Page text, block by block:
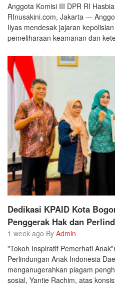
Anggota Komisi III DPR RI
RInusakini.com, Jakarta —
Ilyas mendesak jajaran
pemeliharaan keamanan dan
Dedikasi KPAID Kota
Penggerak Hak dan
1 week ago By Admin
"Tokoh Inspiratif Pemerhati
Perlindungan Anak Indonesia
menganugerahkan piagam
sosial, Yantie Rachim, atas